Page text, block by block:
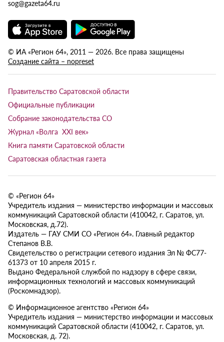
sog@gazeta64.ru
© ИА «Регион 64», 2011 — 2026. Все права защищены
Создание сайта – nopreset
Правительство Саратовской области
Официальные публикации
Собрание законодательства СО
Журнал «Волга XXI век»
Книга памяти Саратовской области
Саратовская областная газета
© «Регион 64»
Учредитель издания — министерство информации и массовых
коммуникаций Саратовской области (410042, г. Саратов, ул.
Московская, д.72).
Издатель — ГАУ СМИ СО «Регион 64». Главный редактор
Степанов В.В.
Свидетельство о регистрации сетевого издания Эл № ФС77-
61373 от 10 апреля 2015 г.
Выдано Федеральной службой по надзору в сфере связи,
информационных технологий и массовых коммуникаций
(Роскомнадзор).
© Информационное агентство «Регион 64»
Учредитель издания — министерство информации и массовых
коммуникаций Саратовской области (410042, г. Саратов, ул.
Московская, д. 72).